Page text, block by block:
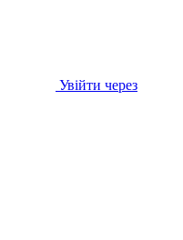
Увійти через